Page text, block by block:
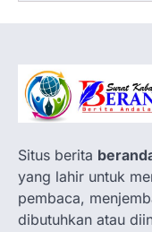
Situs berita
yang lahir untuk
pembaca,
dibutuhkan atau